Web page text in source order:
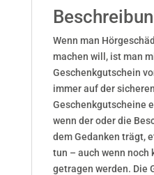
Wenn man
machen will, ist man
Geschenkgutschein
immer auf der
Geschenkgutscheine
wenn der oder die
dem Gedanken trägt,
tun – auch wenn noch
getragen werden. Die